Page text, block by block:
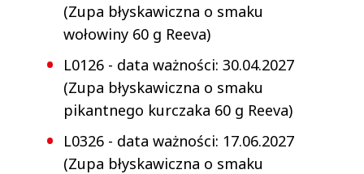
(Zupa błyskawiczna o smaku
wołowiny 60 g Reeva)
L0126 - data ważności: 30.04.2027
(Zupa błyskawiczna o smaku
pikantnego kurczaka 60 g Reeva)
L0326 - data ważności: 17.06.2027
(Zupa błyskawiczna o smaku